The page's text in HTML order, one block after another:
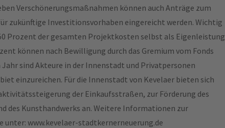
Verschönerungsmaßnahmen können auch Anträge zum
zukünftige Investitionsvorhaben eingereicht werden. Wichtig
Prozent der gesamten Projektkosten selbst als Eigenleistung
können nach Bewilligung durch das Gremium vom Fonds
sind Akteure in der Innenstadt und Privatpersonen
einzureichen. Für die Innenstadt von Kevelaer bieten sich
der Einkaufsstraßen, zur Förderung des
des Kunsthandwerks an. Weitere Informationen zur
www.kevelaer-stadtkernerneuerung.de